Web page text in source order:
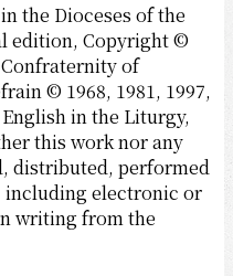
the Dioceses of the
edition, Copyright ©
Confraternity of
© 1968, 1981, 1997,
in the Liturgy,
this work nor any
distributed, performed
including electronic or
writing from the